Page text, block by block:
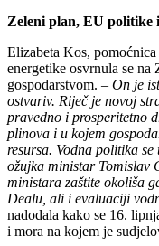
Zeleni plan, EU
Elizabeta Kos,
energetike osvrnula se
gospodarstvom. – On je
ostvariv. Riječ je novoj
pravedno i prosperitetno
plinova i u kojem
resursa. Vodna politika
ožujka ministar Tomislav
ministara zaštite okoliša
Dealu, ali i evaluaciji
nadodala kako se 16.
i mora na kojem je